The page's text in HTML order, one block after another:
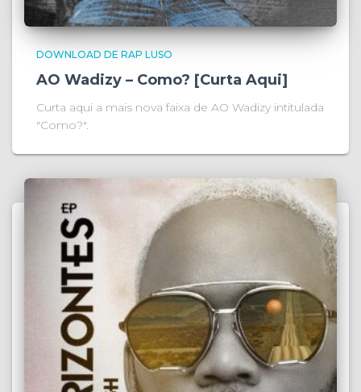
DOWNLOAD DE RAP LUSO
AO Wadizy – Como? [Curta Aqui]
Curta aqui a mais nova faixa de AO Wadizy intitulada
"Como?".